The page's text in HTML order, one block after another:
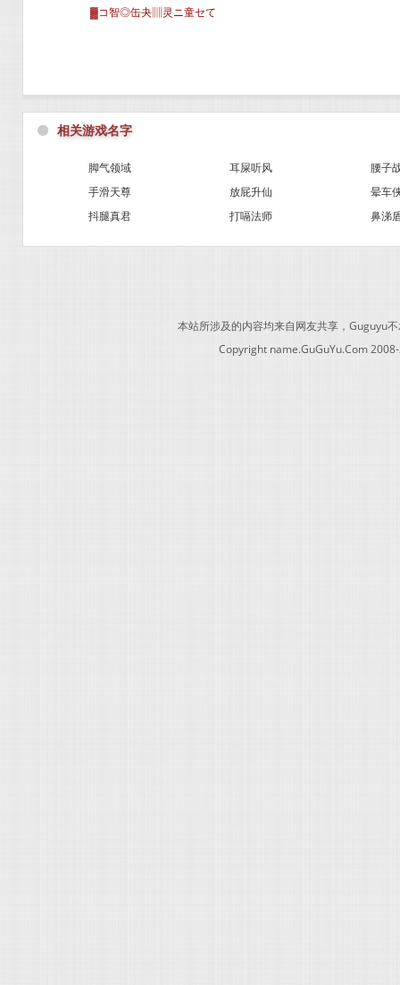
▓コ智◎缶夬▥灵ニ童セて
⚫ 相关游戏名字
脚气领域 耳屎听风
腰子
手滑天尊
放屁升仙
晕车
抖腿真君
打嗝法师 鼻涕
本站所涉及的内容均来自网友共享，Guguyu
Copyright name.GuGuYu.Com